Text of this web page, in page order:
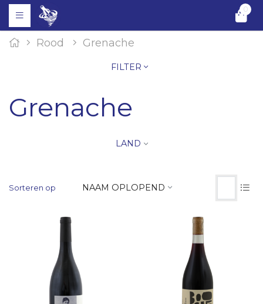
0
Rood Grenache
FILTER
Grenache
LAND
Sorteren op NAAM OPLOPEND